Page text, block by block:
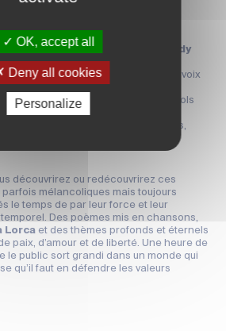
guerre et de liberté face aux
l’œuvre de
Paco Ibañez
Eddy
poignant au cœur de la
l’église à laquelle s’accordera sa voix
grands poètes pacifistes espagnols
Paco Ibañez depuis plus de
dans le quartier latin de Paris,
découvrirez ou redécouvrirez ces
mélancoliques mais toujours
le temps de par leur force et leur
Des poèmes mis en chansons,
Lorca et des thèmes profonds et éternels
paix, d’amour et de liberté. Une heure de
le public sort grandi dans un monde qui
qu’il faut en défendre les valeurs
OK, accept all
Deny all cookies
Personalize